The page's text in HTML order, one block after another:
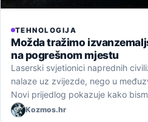
TEHNOLOGIJA
Možda tražimo
na pogrešnom mjestu
Laserski svjetionici naprednih
nalaze uz zvijezde, nego u
Novi prijedlog pokazuje kako
Kozmos.hr